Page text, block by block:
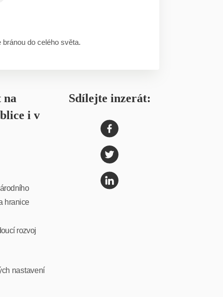
do celého světa.
na
i v
hranice
rozvoj
nastavení
Sdílejte inzerát: